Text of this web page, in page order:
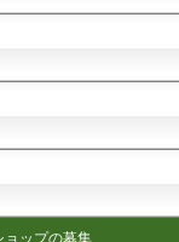
ョップの募集